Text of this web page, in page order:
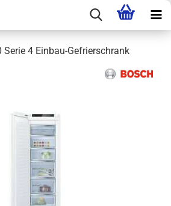
Serie 4 Einbau-Gefrierschrank